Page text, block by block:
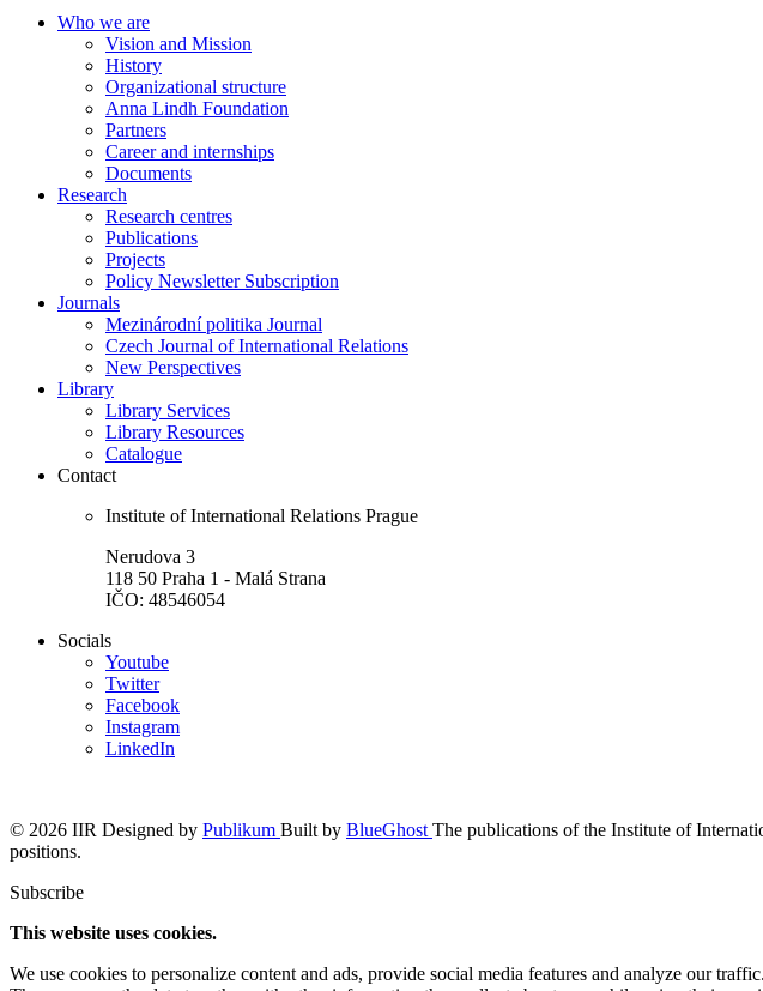
Who we are
Vision and Mission
History
Organizational structure
Anna Lindh Foundation
Partners
Career and internships
Documents
Research
Research centres
Publications
Projects
Policy Newsletter Subscription
Journals
Mezinárodní politika Journal
Czech Journal of International Relations
New Perspectives
Library
Library Services
Library Resources
Catalogue
Contact
Institute of International Relations Prague
Nerudova 3
118 50 Praha 1 - Malá Strana
IČO: 48546054
Socials
Youtube
Twitter
Facebook
Instagram
LinkedIn
© 2026 IIR Designed by Publikum Built by BlueGhost The publications of the Institute of
positions.
Subscribe
This website uses cookies.
We use cookies to personalize content and ads, provide social media features and analyze our